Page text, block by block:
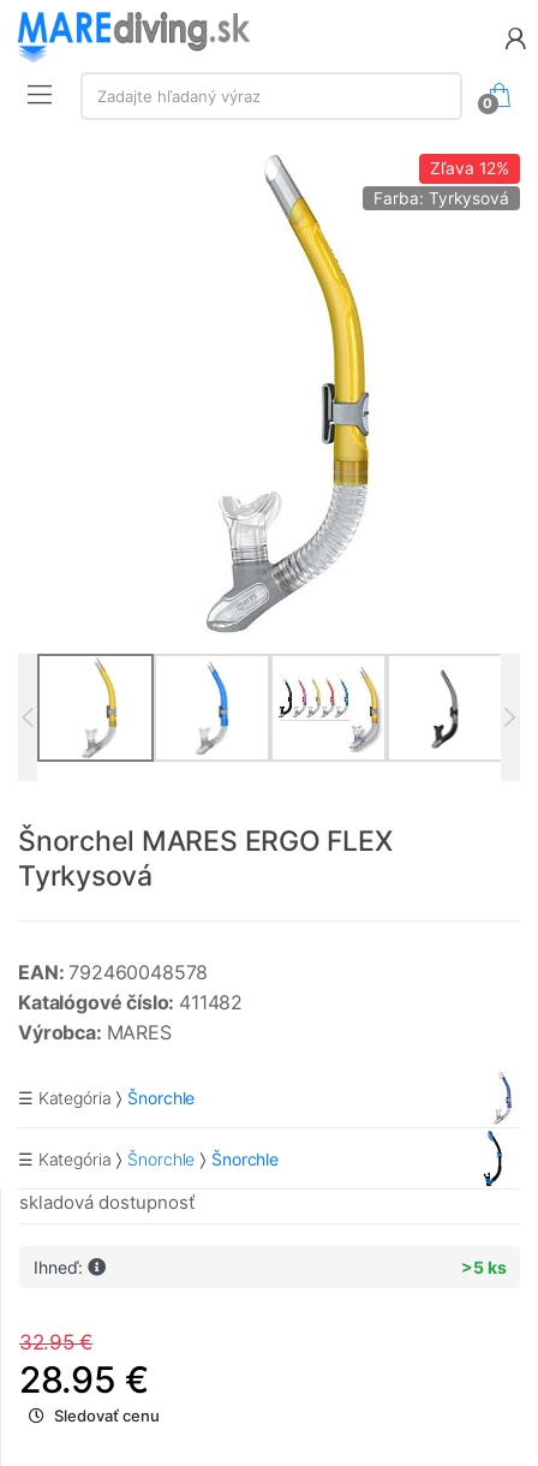
Vyhľadávanie:
Zadajte hľadaný výraz
0
Zľava 12%
Farba: Tyrkysová
Šnorchel MARES ERGO FLEX
Tyrkysová
EAN: 792460048578
Katalógové číslo: 411482
Výrobca: MARES
☰ Kategória Šnorchle
☰ Kategória Šnorchle Šnorchle
skladová dostupnosť
Ihneď: >5 ks
32.95 €
28.95 €
Sledovať cenu